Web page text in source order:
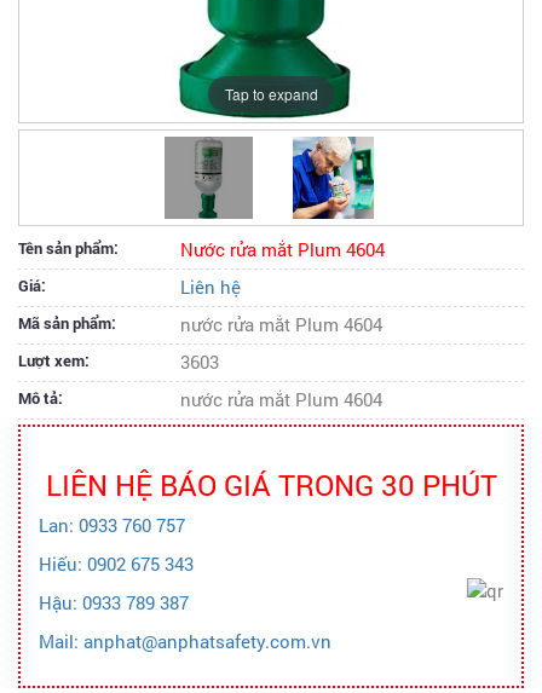
Tap to expand
Tên sản phẩm: Nước rửa mắt Plum 4604
Giá: Liên hệ
Mã sản phẩm: nước rửa mắt Plum 4604
Lượt xem: 3603
Mô tả: nước rửa mắt Plum 4604
LIÊN HỆ BÁO GIÁ TRONG 30 PHÚT
Lan: 0933 760 757
Hiếu: 0902 675 343
Hậu: 0933 789 387
Mail: anphat@anphatsafety.com.vn